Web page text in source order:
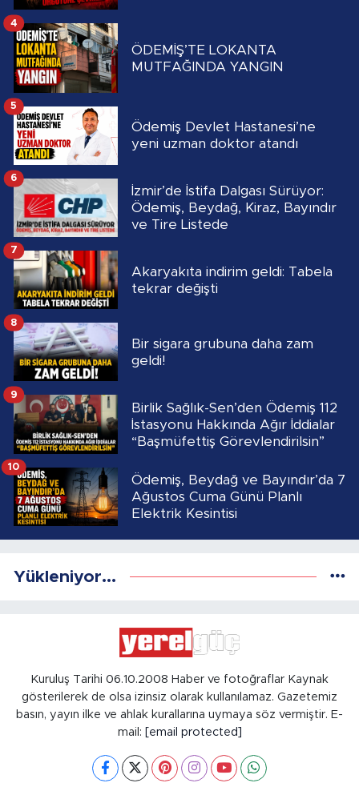
ÖDEMİŞ’TE LOKANTA
MUTFAĞINDA YANGIN
4
Ödemiş Devlet Hastanesi’ne
yeni uzman doktor atandı
5
İzmir’de İstifa Dalgası Sürüyor:
Ödemiş, Beydağ, Kiraz, Bayındır
ve Tire Listede
6
Akaryakıta indirim geldi: Tabela
tekrar değişti
7
Bir sigara grubuna daha zam
geldi!
8
Birlik Sağlık-Sen’den Ödemiş 112
İstasyonu Hakkında Ağır İddialar
“Başmüfettiş Görevlendirilsin”
9
Ödemiş, Beydağ ve Bayındır’da 7
Ağustos Cuma Günü Planlı
Elektrik Kesintisi
10
Yükleniyor...
Kuruluş Tarihi 06.10.2008 Haber ve fotoğraflar Kaynak
gösterilerek de olsa izinsiz olarak kullanılamaz. Gazetemiz
basın, yayın ilke ve ahlak kurallarına uymaya söz vermiştir. E-
mail:
[email protected]